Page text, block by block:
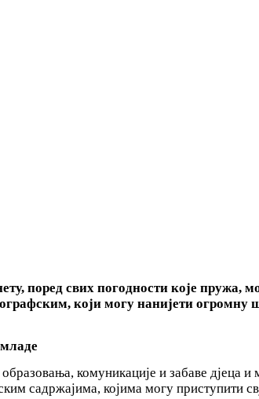
поред свих погодности које пружа,
који могу нанијети огромну
комуникације и забаве дјеца и
садржајима, којима могу приступити